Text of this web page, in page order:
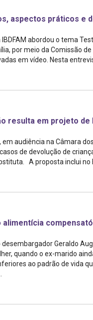
aspectos práticos e
IBDFAM abordou o tema
por meio da Comissão
em vídeo. Nesta
resulta em projeto
audiência na Câmara
de devolução de
A proposta inclui no
alimentícia
Geraldo
quando o ex-marido
ao padrão de vida